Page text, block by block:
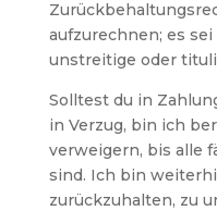
aufzurechnen; es
unstreitige oder
Solltest du in
in Verzug, bin ich
verweigern, bis alle
sind. Ich bin
zurückzuhalten, zu